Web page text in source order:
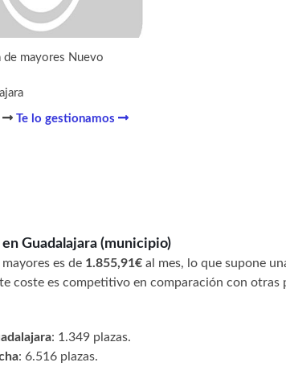
de mayores Nuevo
Te lo gestionamos
Guadalajara (municipio)
es de 1.855,91€ al mes, lo que supone
coste es competitivo en comparación con otras
: 1.349 plazas.
: 6.516 plazas.